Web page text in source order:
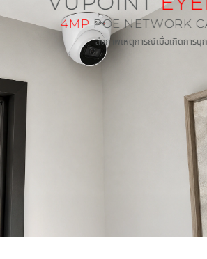
4MPPOE NETWORK
ส่งภาพเหตุการณ์เมื่อเกิดการบุ